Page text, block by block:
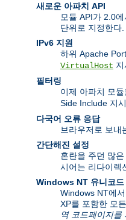
새로운 아파치 API
모듈 API가 2.0
단위로 지정한다
IPv6 지원
하위 Apache
VirtualHost
필터링
이제 아파치 모
Side Include 지
다국어 오류 응답
브라우저로 보내
간단해진 설정
혼란을 주던 많
시어는 리다이렉
Windows NT 유니코드
Windows NT에
XP를 포함한 모
역 코드페이지를